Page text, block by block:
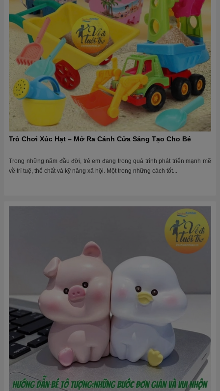
Trò Chơi Xúc Hạt – Mở Ra Cánh Cửa Sáng Tạo Cho Bé
Trong những năm đầu đời, trẻ em đang trong quá trình phát triển mạnh mẽ
về trí tuệ, thể chất và kỹ năng xã hội. Một trong những cách tốt...